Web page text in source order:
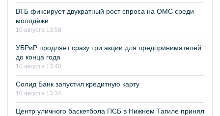
ВТБ фиксирует двукратный рост спроса на ОМС среди
молодёжи
10 августа 13:58
УБРиР продляет сразу три акции для предпринимателей
до конца года
10 августа 13:40
Солид Банк запустил кредитную карту
10 августа 13:34
Центр уличного баскетбола ПСБ в Нижнем Тагиле принял